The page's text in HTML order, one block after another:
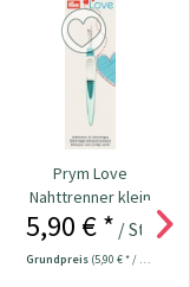
Prym Love
Nahttrenner klein
ergonomic Nr.
5,90 € * / Stück
Grundpreis (5,90 € * / 1 Stück)